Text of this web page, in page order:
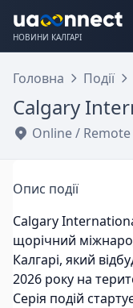
НОВИНИ КАЛГАРІ
Головна Події
Calgary
Online / Remote
Опис події
Calgary
щорічний
Калгарі, який
2026 року на
Серія подій